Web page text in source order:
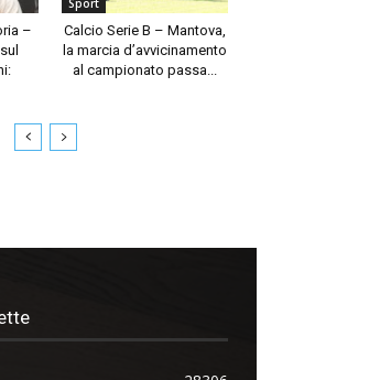
–
Sport
Calcio Serie B – Mantova,
la marcia d’avvicinamento
al campionato passa...